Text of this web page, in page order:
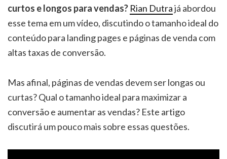
curtos e longos para vendas? Rian Dutrajá abordou
esse tema em um vídeo, discutindo o tamanho ideal do
conteúdo para landing pages e páginas de venda com
altas taxas de conversão.
Mas afinal, páginas de vendas devem ser longas ou
curtas? Qual o tamanho ideal para maximizar a
conversão e aumentar as vendas? Este artigo
discutirá um pouco mais sobre essas questões.